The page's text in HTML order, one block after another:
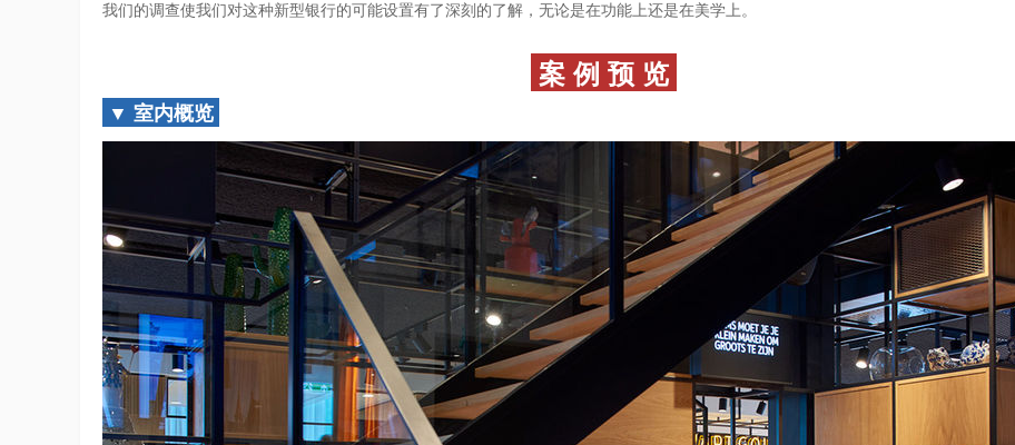
我们的调查使我们对这种新型银行的可能设置有了深刻的了解，无论是在功能上还是在美学上。
案 例 预 览
▼ 室内概览